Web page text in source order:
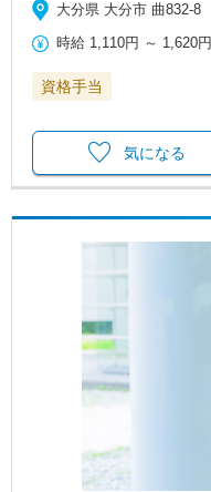
大分県 大分市 曲832-8
時給 1,110円 ～ 1,620円
資格手当
気になる